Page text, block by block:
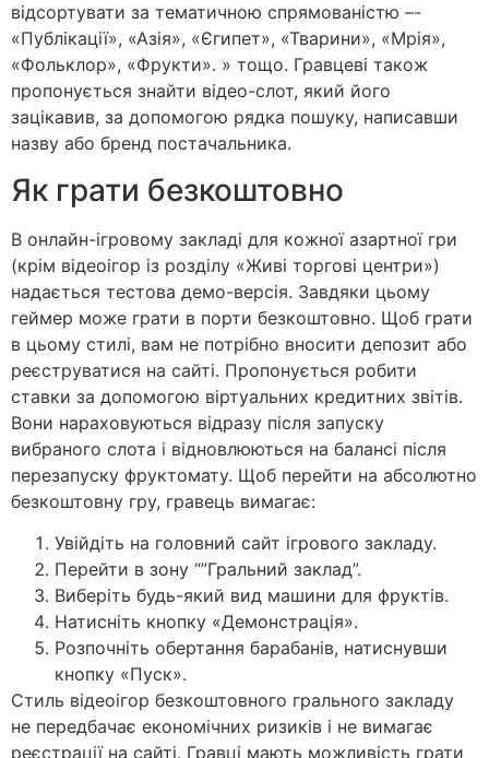
відсортувати за тематичною спрямованістю –-
«Публікації», «Азія», «Єгипет», «Тварини», «Мрія»,
«Фольклор», «Фрукти». » тощо. Гравцеві також
пропонується знайти відео-слот, який його
зацікавив, за допомогою рядка пошуку, написавши
назву або бренд постачальника.
Як грати безкоштовно
В онлайн-ігровому закладі для кожної азартної гри
(крім відеоігор із розділу «Живі торгові центри»)
надається тестова демо-версія. Завдяки цьому
геймер може грати в порти безкоштовно. Щоб грати
в цьому стилі, вам не потрібно вносити депозит або
реєструватися на сайті. Пропонується робити
ставки за допомогою віртуальних кредитних звітів.
Вони нараховуються відразу після запуску
вибраного слота і відновлюються на балансі після
перезапуску фруктомату. Щоб перейти на абсолютно
безкоштовну гру, гравець вимагає:
Увійдіть на головний сайт ігрового закладу.
Перейти в зону “”Гральний заклад”.
Виберіть будь-який вид машини для фруктів.
Натисніть кнопку «Демонстрація».
Розпочніть обертання барабанів, натиснувши
кнопку «Пуск».
Стиль відеоігор безкоштовного грального закладу
не передбачає економічних ризиків і не вимагає
реєстрації на сайті. Гравці мають можливість грати